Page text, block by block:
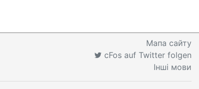
Мапа сайту
cFos auf Twitter folgen
Інші мови